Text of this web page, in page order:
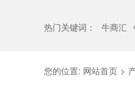
热门关键词： 牛商汇
您的位置: 网站首页 >